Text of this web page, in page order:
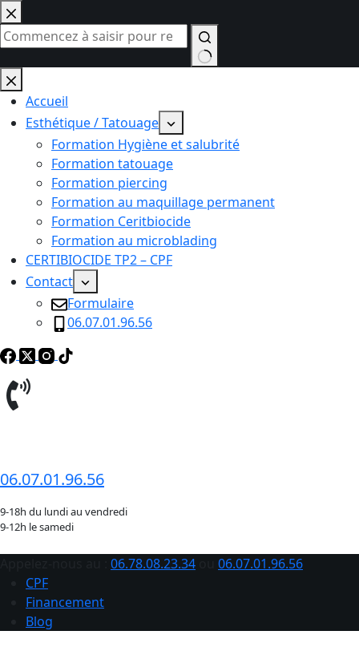
Passer
au
contenu
Aucun
résultatAccueil
Esthétique / Tatouage
Formation Hygiène et salubrité
Formation tatouage
Formation piercing
Formation au maquillage permanent
Formation Ceritbiocide
Formation au microblading
CERTIBIOCIDE TP2 – CPF
Contact
Formulaire
06.07.01.96.56
06.07.01.96.56
9-18h du lundi au vendredi
9-12h le samedi
06.78.08.23.34
06.07.01.96.56
CPF
Financement
Blog